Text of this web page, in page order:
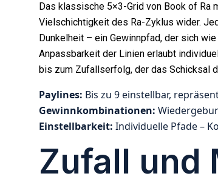
Das klassische 5×3-Grid von Book of
Vielschichtigkeit des Ra-Zyklus wider.
Dunkelheit – ein Gewinnpfad, der sich
Anpassbarkeit der Linien erlaubt
bis zum Zufallserfolg, der das Schicksal
Paylines: Bis zu 9 einstellbar,
Gewinnkombinationen:
Einstellbarkeit: Individuelle Pfade –
Zufall und